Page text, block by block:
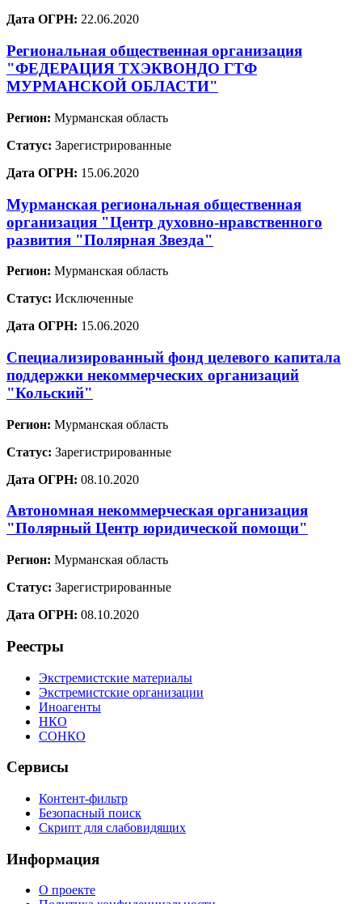
Дата ОГРН: 22.06.2020
Региональная общественная организация
"ФЕДЕРАЦИЯ ТХЭКВОНДО ГТФ
МУРМАНСКОЙ ОБЛАСТИ"
Регион: Мурманская область
Статус: Зарегистрированные
Дата ОГРН: 15.06.2020
Мурманская региональная общественная
организация "Центр духовно-нравственного
развития "Полярная Звезда"
Регион: Мурманская область
Статус: Исключенные
Дата ОГРН: 15.06.2020
Специализированный фонд целевого капитала
поддержки некоммерческих организаций
"Кольский"
Регион: Мурманская область
Статус: Зарегистрированные
Дата ОГРН: 08.10.2020
Автономная некоммерческая организация
"Полярный Центр юридической помощи"
Регион: Мурманская область
Статус: Зарегистрированные
Дата ОГРН: 08.10.2020
Реестры
Экстремистские материалы
Экстремистские организации
Иноагенты
НКО
СОНКО
Сервисы
Контент-фильтр
Безопасный поиск
Скрипт для слабовидящих
Информация
О проекте